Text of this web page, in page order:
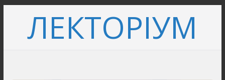
вмістуЛЕКТОРІУМ